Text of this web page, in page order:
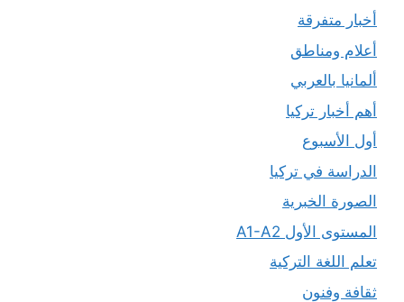
أخبار متفرقة
أعلام ومناطق
ألمانيا بالعربي
أهم أخبار تركيا
أول الأسبوع
الدراسة في تركيا
الصورة الخبرية
المستوى الأول A1-A2
تعلم اللغة التركية
ثقافة وفنون